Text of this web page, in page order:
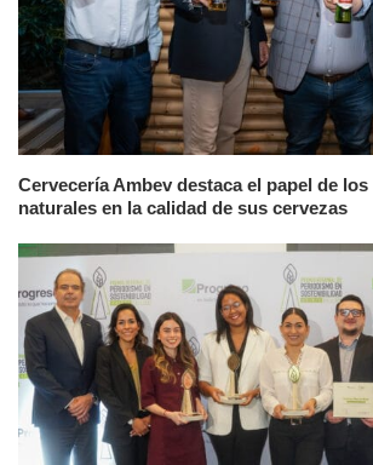
Cervecería Ambev destaca el papel de
naturales en la calidad de sus cervezas